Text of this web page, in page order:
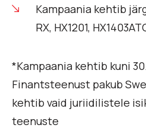
Kampaania kehtib
RX, HX1201,
*Kampaania kehtib kuni
Finantsteenust pakub
kehtib vaid juriidilistele
teenuste